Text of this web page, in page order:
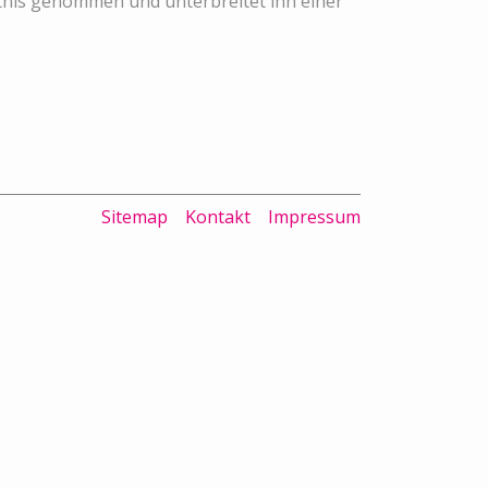
Sitemap Kontakt Impressum